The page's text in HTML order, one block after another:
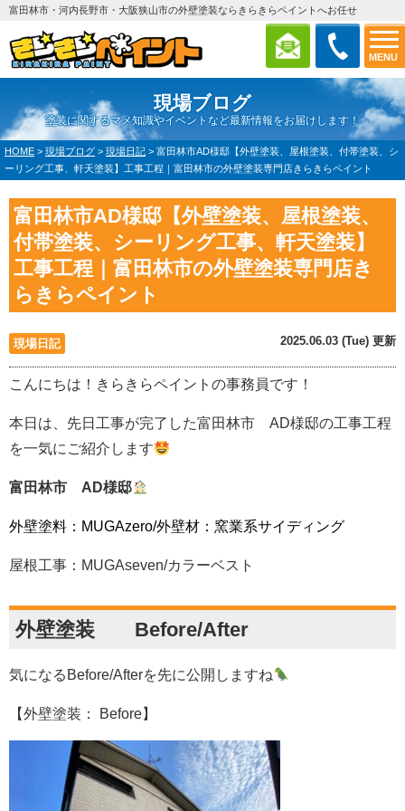
MENU
富田林市・河内長野市・大阪狭山市の外壁塗装ならきらきらペイントへお任せ
現場ブログ
塗装に関するマメ知識やイベントなど最新情報をお届けします！
HOME > 現場ブログ > 現場日記 > 富田林市AD様邸【外壁塗装、屋根塗装、付帯塗装、シ
ーリング工事、軒天塗装】工事工程｜富田林市の外壁塗装専門店きらきらペイント
富田林市AD様邸【外壁塗装、屋根塗装、
付帯塗装、シーリング工事、軒天塗装】
工事工程｜富田林市の外壁塗装専門店き
らきらペイント
現場日記 2025.06.03 (Tue) 更新
こんにちは！きらきらペイントの事務員です！
本日は、先日工事が完了した富田林市 AD様邸の工事工程
を一気にご紹介します
富田林市 AD様邸
外壁塗料：MUGAzero/外壁材：窯業系サイディング
屋根工事：MUGAseven/カラーベスト
外壁塗装 Before/After
気になるBefore/Afterを先に公開しますね
【外壁塗装： Before】